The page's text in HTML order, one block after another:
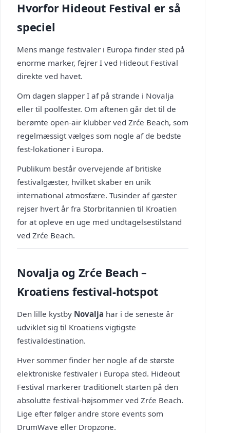
Hvorfor Hideout Festival er så
speciel
Mens mange festivaler i Europa finder sted på
enorme marker, fejrer I ved Hideout Festival
direkte ved havet.
Om dagen slapper I af på strande i Novalja
eller til poolfester. Om aftenen går det til de
berømte open-air klubber ved Zrće Beach, som
regelmæssigt vælges som nogle af de bedste
fest-lokationer i Europa.
Publikum består overvejende af britiske
festivalgæster, hvilket skaber en unik
international atmosfære. Tusinder af gæster
rejser hvert år fra Storbritannien til Kroatien
for at opleve en uge med undtagelsestilstand
ved Zrće Beach.
Novalja og Zrće Beach –
Kroatiens festival-hotspot
Den lille kystby Novalja har i de seneste år
udviklet sig til Kroatiens vigtigste
festivaldestination.
Hver sommer finder her nogle af de største
elektroniske festivaler i Europa sted. Hideout
Festival markerer traditionelt starten på den
absolutte festival-højsommer ved Zrće Beach.
Lige efter følger andre store events som
DrumWave eller Dropzone.